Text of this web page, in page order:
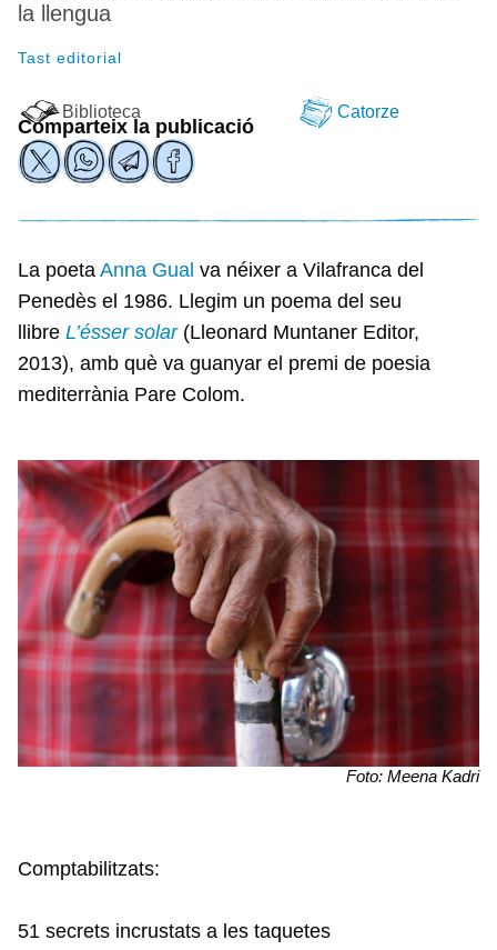
la llengua
Tast editorial
Biblioteca Catorze
Comparteix la publicació
La poeta Anna Gual va néixer a Vilafranca del
Penedès el 1986. Llegim un poema del seu
llibre L’ésser solar (Lleonard Muntaner Editor,
2013), amb què va guanyar el premi de poesia
mediterrània Pare Colom.
Foto: Meena Kadri
Comptabilitzats:
51 secrets incrustats a les taquetes